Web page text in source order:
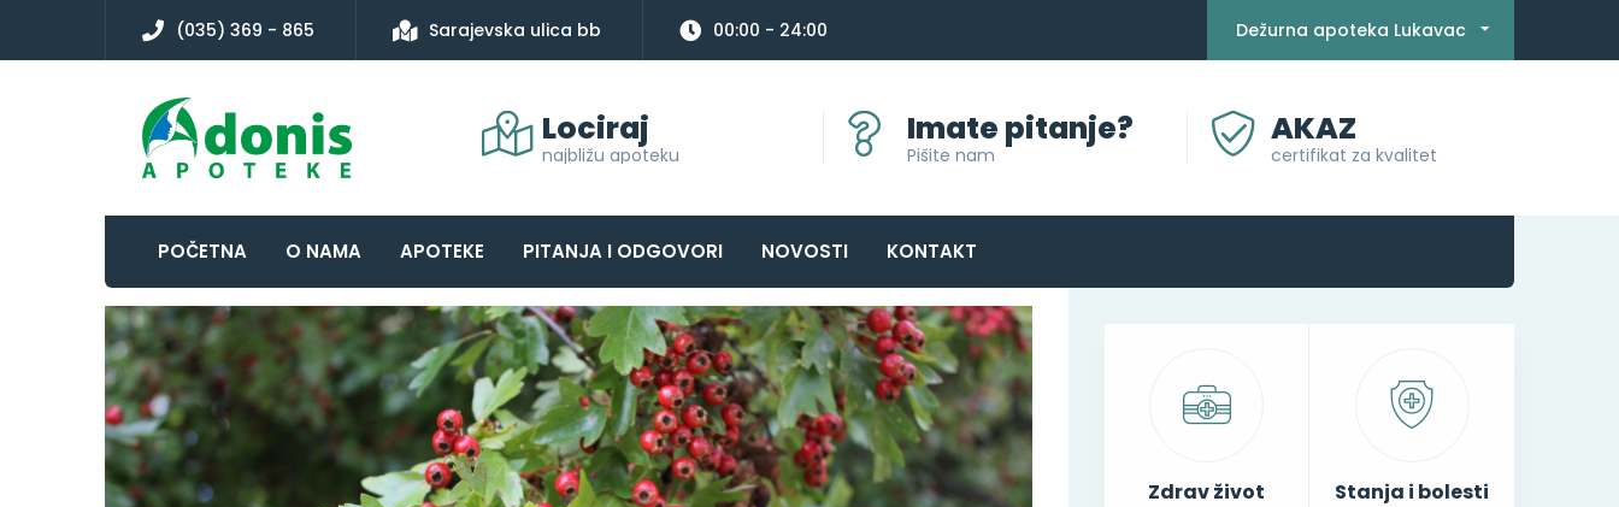
(035) 369 - 865 Sarajevska ulica bb 00:00 - 24:00 Dežurna apoteka Lukavac
Lociraj
najbližu apoteku
Imate pitanje?
Pišite nam
AKAZ
certifikat za kvalitet
POČETNA O NAMA APOTEKE PITANJA I ODGOVORI NOVOSTI KONTAKT
Zdrav život Stanja i bolesti